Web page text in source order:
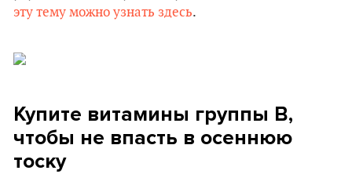
эту тему можно узнать здесь.
Купите витамины группы B,
чтобы не впасть в осеннюю
тоску